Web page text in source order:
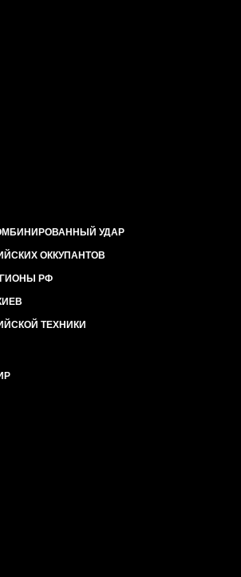
УДАР
ОККУПАНТОВ
РФ
ТЕХНИКИ